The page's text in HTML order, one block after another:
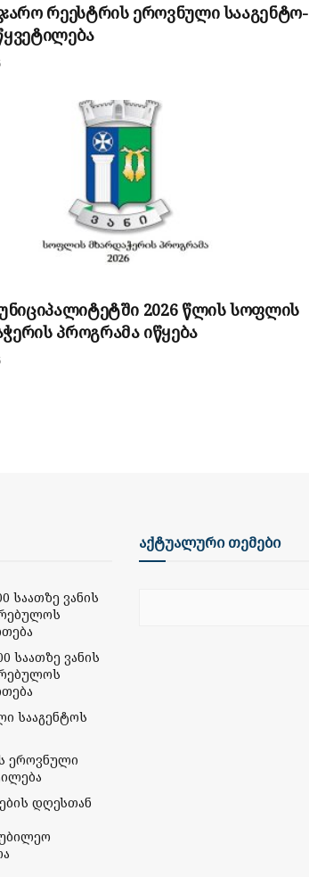
რეესტრის ეროვნული სააგენტო-
2026 წლის სოფლის
პროგრამა იწყება
საათზე ვანის
საათზე ვანის
სააგენტოს
ეროვნული
დღესთან
აქტუალური თემები